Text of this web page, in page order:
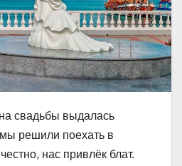
свадьбы выдалась
решили поехать в
нас привлёк блат.